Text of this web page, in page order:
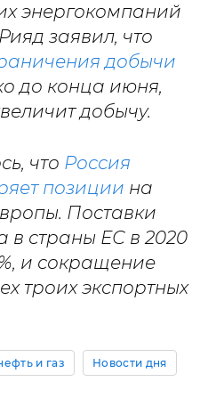
энергокомпаний
заявил, что
добычи
до конца июня,
добычу.
что Россия
позиции на
Поставки
в страны ЕС в 2020
и сокращение
троих экспортных
и газ Новости дня